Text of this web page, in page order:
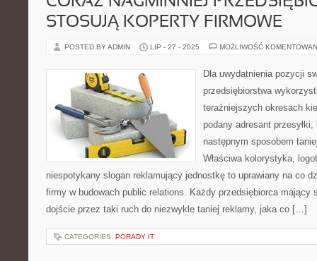
STOSUJĄ KOPERTY FIRMOWE
POSTED BY ADMIN LIP - 27 - 2025 MOŻLIWOŚĆ
Dla uwydatnienia pozycji
przedsiębiorstwa
teraźniejszych okresach
podany adresant przesyłki,
następnym sposobem
Właściwa kolorystyka,
niespotykany slogan reklamujący jednostkę to uprawiany na co
firmy w budowach public relations. Każdy przedsiębiorca mający
dojście przez taki ruch do niezwykle taniej reklamy, jaka co […]
CATEGORIES: PORADY IT